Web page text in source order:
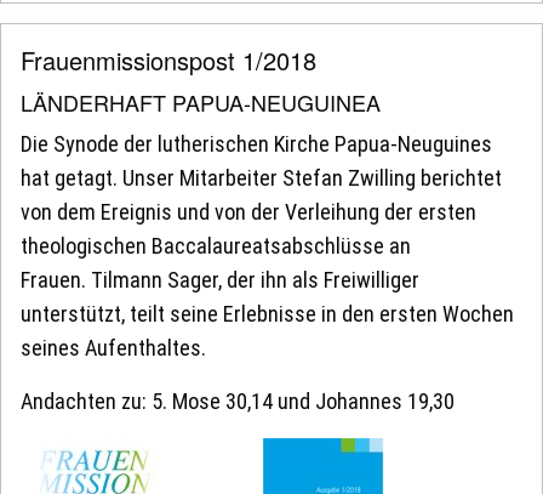
Frauenmissionspost 1/2018
LÄNDERHAFT PAPUA-NEUGUINEA
Die Synode der lutherischen Kirche Papua-Neuguines
hat getagt. Unser Mitarbeiter Stefan Zwilling berichtet
von dem Ereignis und von der Verleihung der ersten
theologischen Baccalaureatsabschlüsse an
Frauen. Tilmann Sager, der ihn als Freiwilliger
unterstützt, teilt seine Erlebnisse in den ersten Wochen
seines Aufenthaltes.
Andachten zu: 5. Mose 30,14 und Johannes 19,30